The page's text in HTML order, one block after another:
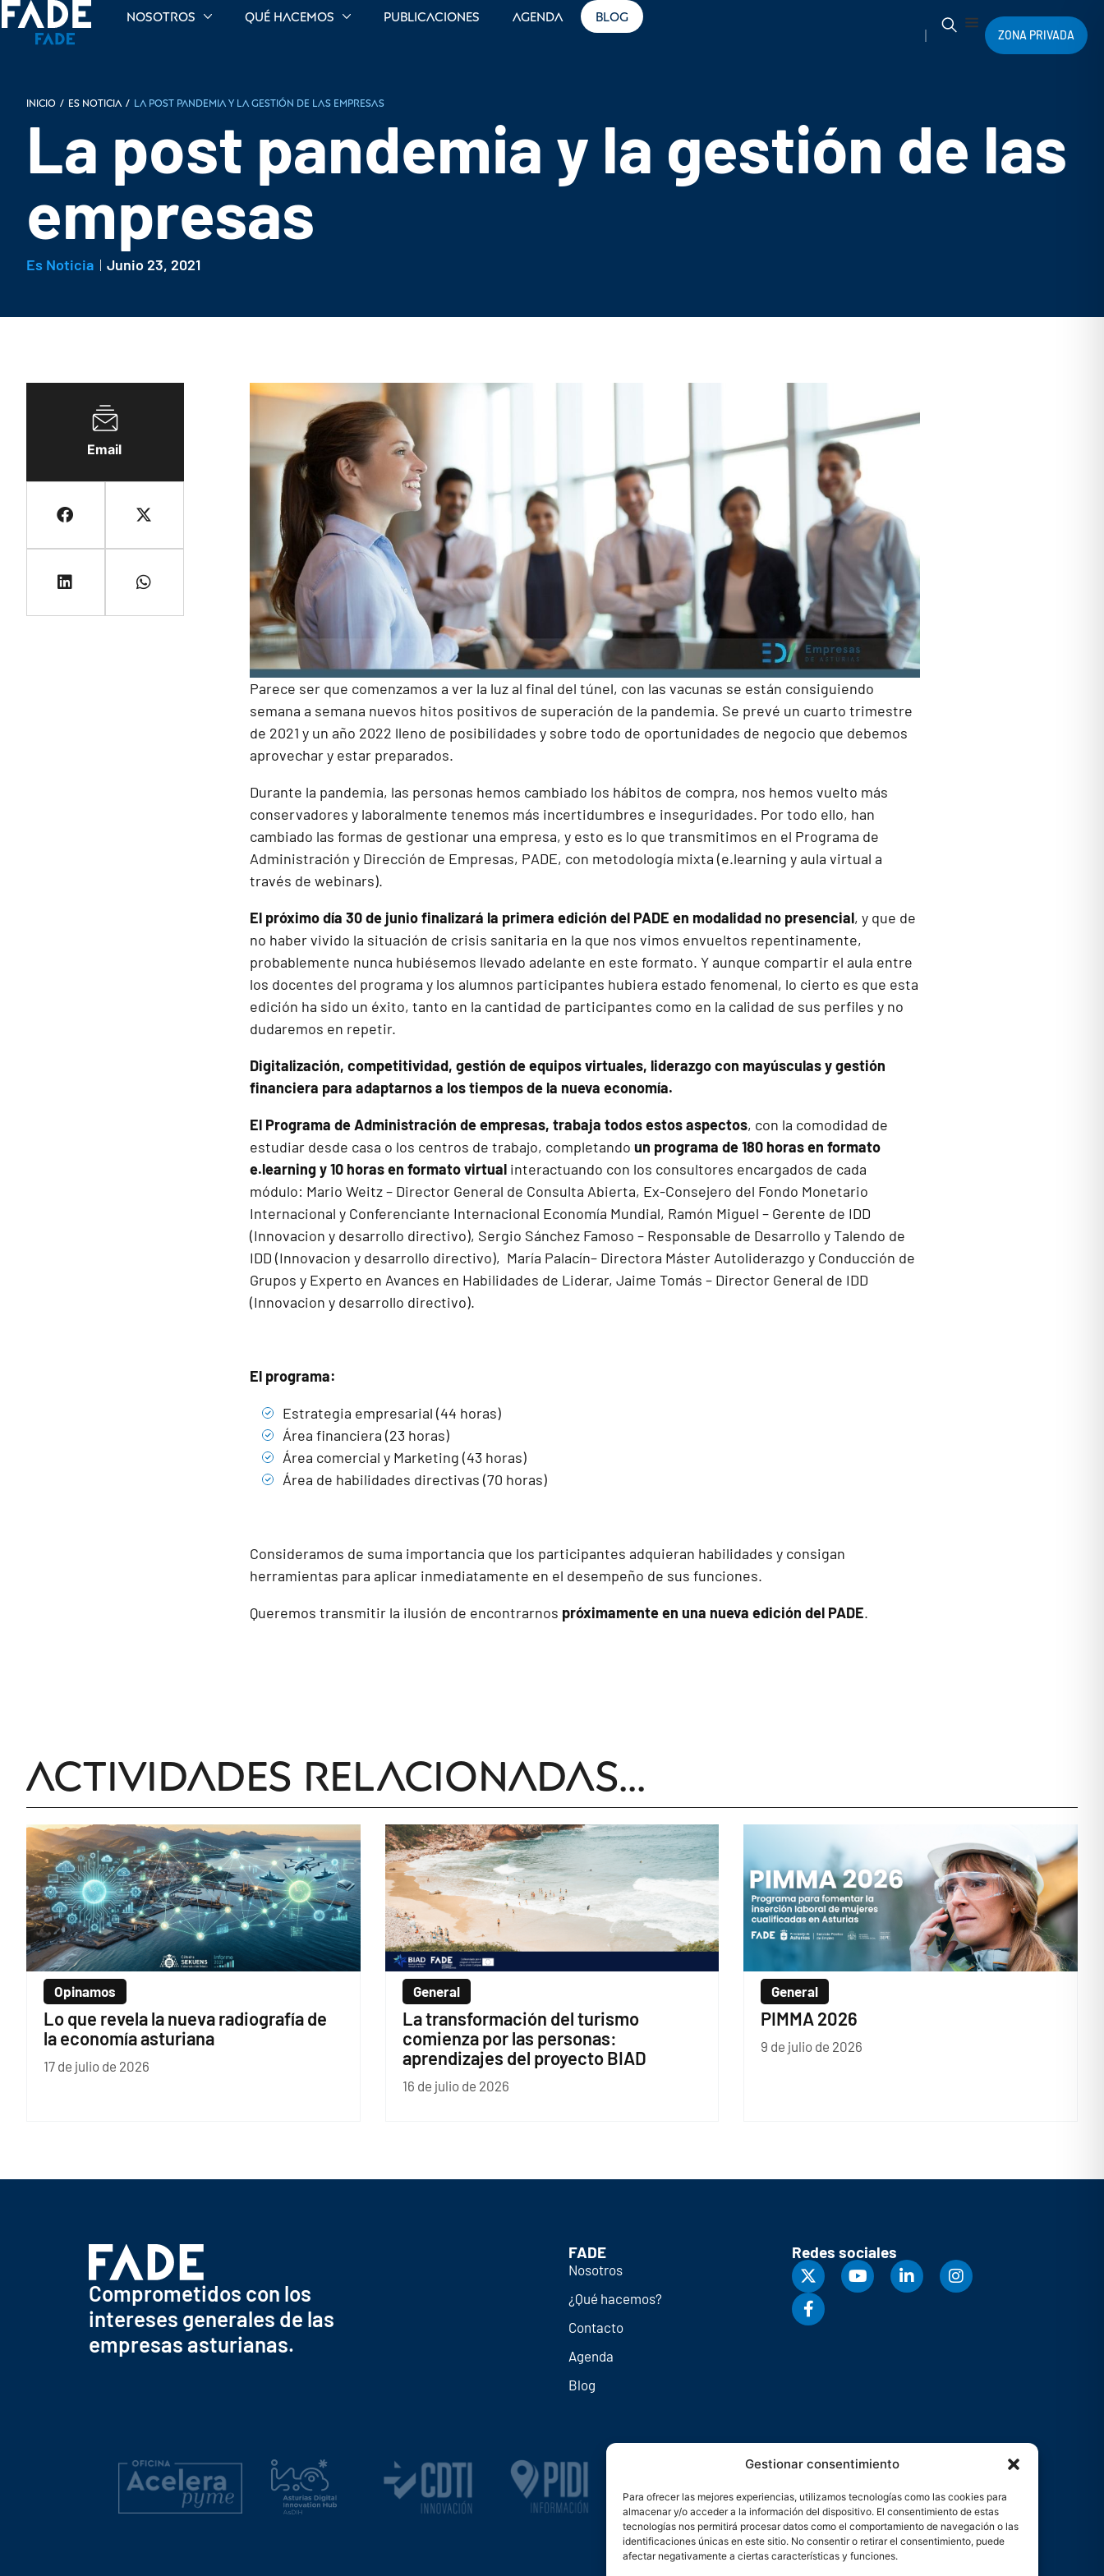
Gestionar consentimiento
Para ofrecer las mejores experiencias, utilizamos tecnologías como las cookies para
almacenar y/o acceder a la información del dispositivo. El consentimiento de estas
tecnologías nos permitirá procesar datos como el comportamiento de navegación o las
identificaciones únicas en este sitio. No consentir o retirar el consentimiento, puede
afectar negativamente a ciertas características y funciones.
Nosotros Qué hacemos Publicaciones Agenda Blog
ZONA PRIVADA
INICIO / Es noticia / La post pandemia y la gestión de las empresas
La post pandemia y la gestión de las
empresas
Es Noticia Junio 23, 2021
Email
Parece ser que comenzamos a ver la luz al final del túnel, con las vacunas se están consiguiendo
semana a semana nuevos hitos positivos de superación de la pandemia. Se prevé un cuarto trimestre
de 2021 y un año 2022 lleno de posibilidades y sobre todo de oportunidades de negocio que debemos
aprovechar y estar preparados.
Durante la pandemia, las personas hemos cambiado los hábitos de compra, nos hemos vuelto más
conservadores y laboralmente tenemos más incertidumbres e inseguridades. Por todo ello, han
cambiado las formas de gestionar una empresa, y esto es lo que transmitimos en el Programa de
Administración y Dirección de Empresas, PADE, con metodología mixta (e.learning y aula virtual a
través de webinars).
El próximo día 30 de junio finalizará la primera edición del PADE en modalidad no presencial, y que de
no haber vivido la situación de crisis sanitaria en la que nos vimos envueltos repentinamente,
probablemente nunca hubiésemos llevado adelante en este formato. Y aunque compartir el aula entre
los docentes del programa y los alumnos participantes hubiera estado fenomenal, lo cierto es que esta
edición ha sido un éxito, tanto en la cantidad de participantes como en la calidad de sus perfiles y no
dudaremos en repetir.
Digitalización, competitividad, gestión de equipos virtuales, liderazgo con mayúsculas y gestión
financiera para adaptarnos a los tiempos de la nueva economía.
El Programa de Administración de empresas, trabaja todos estos aspectos, con la comodidad de
estudiar desde casa o los centros de trabajo, completando un programa de 180 horas en formato
e.learning y 10 horas en formato virtual interactuando con los consultores encargados de cada
módulo: Mario Weitz– Director General de Consulta Abierta, Ex-Consejero del Fondo Monetario
Internacional y Conferenciante Internacional Economía Mundial, Ramón Miguel – Gerente de IDD
(Innovacion y desarrollo directivo), Sergio Sánchez Famoso – Responsable de Desarrollo y Talendo de
IDD (Innovacion y desarrollo directivo), María Palacín– Directora Máster Autoliderazgo y Conducción de
Grupos y Experto en Avances en Habilidades de Liderar, Jaime Tomás – Director General de IDD
(Innovacion y desarrollo directivo).
El programa:
Estrategia empresarial (44 horas)
Área financiera (23 horas)
Área comercial y Marketing (43 horas)
Área de habilidades directivas (70 horas)
Consideramos de suma importancia que los participantes adquieran habilidades y consigan
herramientas para aplicar inmediatamente en el desempeño de sus funciones.
Queremos transmitir la ilusión de encontrarnos próximamente en una nueva edición del PADE.
Actividades relacionadas...
Opinamos
Lo que revela la nueva radiografía de
la economía asturiana
17 de julio de 2026
General
La transformación del turismo
comienza por las personas:
aprendizajes del proyecto BIAD
16 de julio de 2026
General
PIMMA 2026
9 de julio de 2026
Comprometidos con los
intereses generales de las
empresas asturianas.
FADE
Nosotros
¿Qué hacemos?
Contacto
Agenda
Blog
Redes sociales